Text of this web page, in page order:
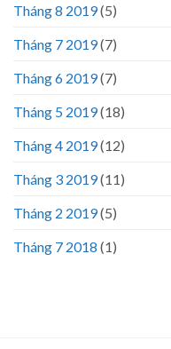
Tháng 8 2019(5)
Tháng 7 2019(7)
Tháng 6 2019(7)
Tháng 5 2019(18)
Tháng 4 2019(12)
Tháng 3 2019(11)
Tháng 2 2019(5)
Tháng 7 2018 (1)